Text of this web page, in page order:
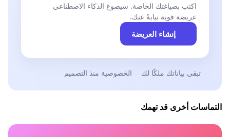
اكتب بصياغتك الخاصة. سيصوغ الذكاء الاصطناعي
عريضة قوية نيابةً عنك.
إنشاء العريضة
تبقى بياناتك ملكًا لك الخصوصية منذ التصميم
التماسات أخرى قد تهمك